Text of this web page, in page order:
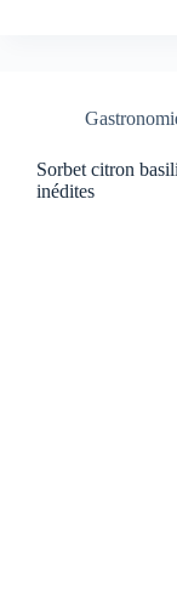
Sorbet citron
inédites